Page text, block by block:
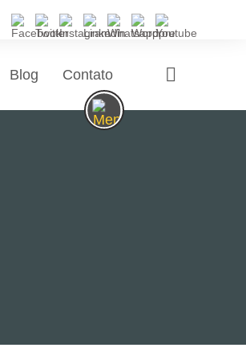
Blog Contato